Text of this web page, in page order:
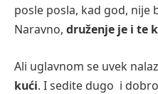
posle posla, kad god, nije
Naravno, druženje je i te
Ali uglavnom se uvek
kući. I sedite dugo i